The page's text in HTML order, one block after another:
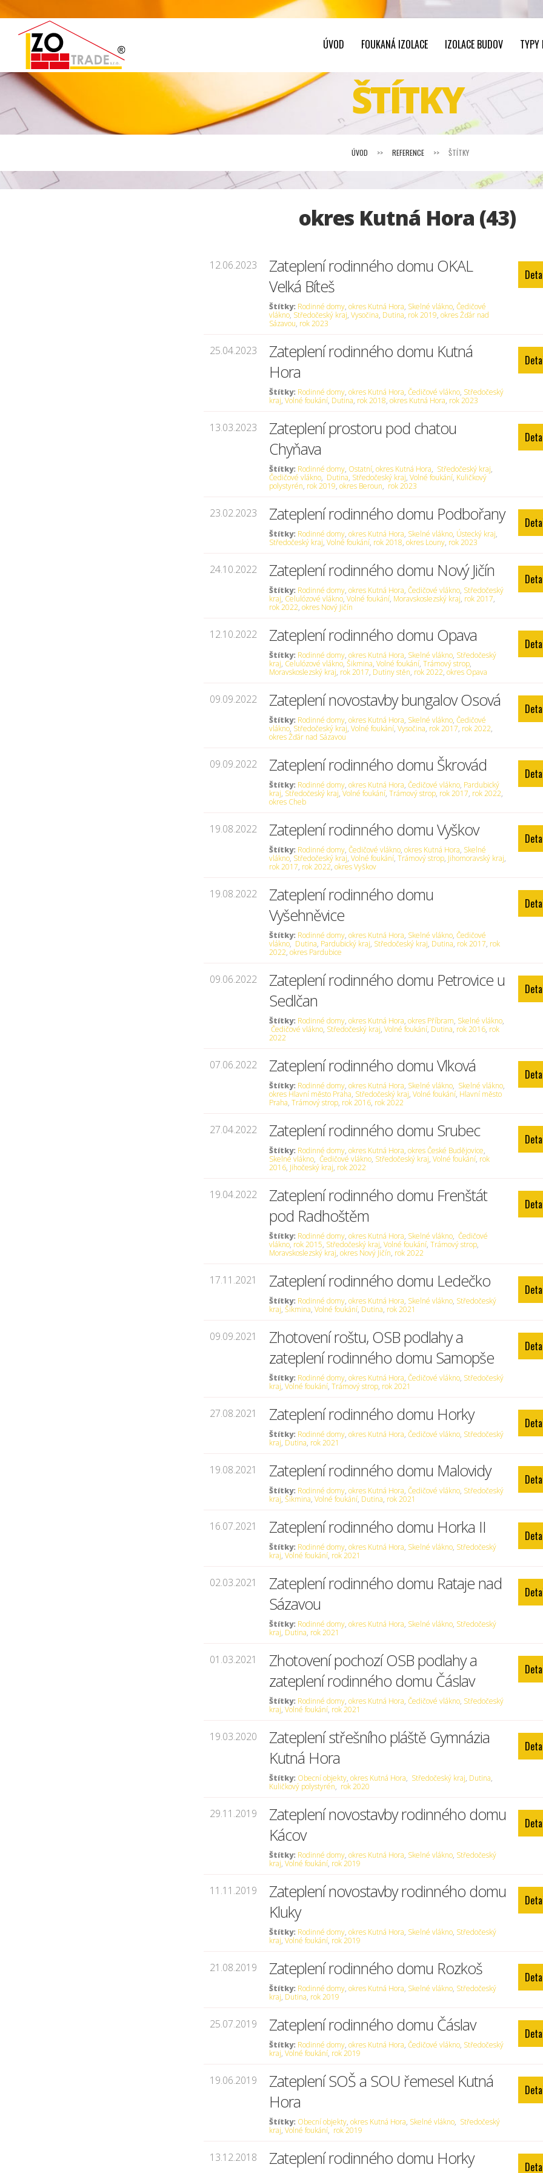
ÚVOD FOUKANÁ IZOLACE IZOLACE BUDOV TYPY
ŠTÍTKY
ÚVOD >> REFERENCE >> ŠTÍTKY
okres Kutná Hora (43)
12.06.2023
Zateplení rodinného domu OKAL
Velká Bíteš
Štítky: Rodinné domy, okres Kutná Hora, Skelné vlákno, Čedičové
vlákno, Středočeský kraj, Vysočina, Dutina, rok 2019, okres Žďár nad
Sázavou, rok 2023
25.04.2023
Zateplení rodinného domu Kutná
Hora
Štítky: Rodinné domy, okres Kutná Hora, Čedičové vlákno, Středočeský
kraj, Volné foukání, Dutina, rok 2018, okres Kutná Hora, rok 2023
13.03.2023
Zateplení prostoru pod chatou
Chyňava
Štítky: Rodinné domy, Ostatní, okres Kutná Hora, Středočeský kraj,
Čedičové vlákno, Dutina, Středočeský kraj, Volné foukání, Kuličkový
polystyrén, rok 2019, okres Beroun, rok 2023
23.02.2023 Zateplení rodinného domu Podbořany
Štítky: Rodinné domy, okres Kutná Hora, Skelné vlákno, Ústecký kraj,
Středočeský kraj, Volné foukání, rok 2018, okres Louny, rok 2023
24.10.2022 Zateplení rodinného domu Nový Jičín
Štítky: Rodinné domy, okres Kutná Hora, Čedičové vlákno, Středočeský
kraj, Celulózové vlákno, Volné foukání, Moravskoslezský kraj, rok 2017,
rok 2022, okres Nový Jičín
12.10.2022 Zateplení rodinného domu Opava
Štítky: Rodinné domy, okres Kutná Hora, Skelné vlákno, Středočeský
kraj, Celulózové vlákno, Šikmina, Volné foukání, Trámový strop,
Moravskoslezský kraj, rok 2017, Dutiny stěn, rok 2022, okres Opava
09.09.2022 Zateplení novostavby bungalov Osová
Štítky: Rodinné domy, okres Kutná Hora, Skelné vlákno, Čedičové
vlákno, Středočeský kraj, Volné foukání, Vysočina, rok 2017, rok 2022,
okres Žďár nad Sázavou
09.09.2022 Zateplení rodinného domu Škrovád
Štítky: Rodinné domy, okres Kutná Hora, Čedičové vlákno, Pardubický
kraj, Středočeský kraj, Volné foukání, Trámový strop, rok 2017, rok 2022,
okres Cheb
19.08.2022 Zateplení rodinného domu Vyškov
Štítky: Rodinné domy, Čedičové vlákno, okres Kutná Hora, Skelné
vlákno, Středočeský kraj, Volné foukání, Trámový strop, Jihomoravský kraj,
rok 2017, rok 2022, okres Vyškov
19.08.2022
Zateplení rodinného domu
Vyšehněvice
Štítky: Rodinné domy, okres Kutná Hora, Skelné vlákno, Čedičové
vlákno, Dutina, Pardubický kraj, Středočeský kraj, Dutina, rok 2017, rok
2022, okres Pardubice
09.06.2022
Zateplení rodinného domu Petrovice u
Sedlčan
Štítky: Rodinné domy, okres Kutná Hora, okres Příbram, Skelné vlákno,
Čedičové vlákno, Středočeský kraj, Volné foukání, Dutina, rok 2016, rok
2022
07.06.2022 Zateplení rodinného domu Vlková
Štítky: Rodinné domy, okres Kutná Hora, Skelné vlákno, Skelné vlákno,
okres Hlavní město Praha, Středočeský kraj, Volné foukání, Hlavní město
Praha, Trámový strop, rok 2016, rok 2022
27.04.2022 Zateplení rodinného domu Srubec
Štítky: Rodinné domy, okres Kutná Hora, okres České Budějovice,
Skelné vlákno, Čedičové vlákno, Středočeský kraj, Volné foukání, rok
2016, Jihočeský kraj, rok 2022
19.04.2022
Zateplení rodinného domu Frenštát
pod Radhoštěm
Štítky: Rodinné domy, okres Kutná Hora, Skelné vlákno, Čedičové
vlákno, rok 2015, Středočeský kraj, Volné foukání, Trámový strop,
Moravskoslezský kraj, okres Nový Jičín, rok 2022
17.11.2021 Zateplení rodinného domu Ledečko
Štítky: Rodinné domy, okres Kutná Hora, Skelné vlákno, Středočeský
kraj, Šikmina, Volné foukání, Dutina, rok 2021
09.09.2021
Zhotovení roštu, OSB podlahy a
zateplení rodinného domu Samopše
Štítky: Rodinné domy, okres Kutná Hora, Čedičové vlákno, Středočeský
kraj, Volné foukání, Trámový strop, rok 2021
27.08.2021 Zateplení rodinného domu Horky
Štítky: Rodinné domy, okres Kutná Hora, Čedičové vlákno, Středočeský
kraj, Dutina, rok 2021
19.08.2021 Zateplení rodinného domu Malovidy
Štítky: Rodinné domy, okres Kutná Hora, Čedičové vlákno, Středočeský
kraj, Šikmina, Volné foukání, Dutina, rok 2021
16.07.2021 Zateplení rodinného domu Horka II
Štítky: Rodinné domy, okres Kutná Hora, Skelné vlákno, Středočeský
kraj, Volné foukání, rok 2021
02.03.2021
Zateplení rodinného domu Rataje nad
Sázavou
Štítky: Rodinné domy, okres Kutná Hora, Skelné vlákno, Středočeský
kraj, Dutina, rok 2021
01.03.2021
Zhotovení pochozí OSB podlahy a
zateplení rodinného domu Čáslav
Štítky: Rodinné domy, okres Kutná Hora, Čedičové vlákno, Středočeský
kraj, Volné foukání, rok 2021
19.03.2020
Zateplení střešního pláště Gymnázia
Kutná Hora
Štítky: Obecní objekty, okres Kutná Hora, Středočeský kraj, Dutina,
Kuličkový polystyrén, rok 2020
29.11.2019
Zateplení novostavby rodinného domu
Kácov
Štítky: Rodinné domy, okres Kutná Hora, Skelné vlákno, Středočeský
kraj, Volné foukání, rok 2019
11.11.2019
Zateplení novostavby rodinného domu
Kluky
Štítky: Rodinné domy, okres Kutná Hora, Skelné vlákno, Středočeský
kraj, Volné foukání, rok 2019
21.08.2019 Zateplení rodinného domu Rozkoš
Štítky: Rodinné domy, okres Kutná Hora, Skelné vlákno, Středočeský
kraj, Dutina, rok 2019
25.07.2019 Zateplení rodinného domu Čáslav
Štítky: Rodinné domy, okres Kutná Hora, Čedičové vlákno, Středočeský
kraj, Volné foukání, rok 2019
19.06.2019
Zateplení SOŠ a SOU řemesel Kutná
Hora
Štítky: Obecní objekty, okres Kutná Hora, Skelné vlákno, Středočeský
kraj, Volné foukání, rok 2019
13.12.2018 Zateplení rodinného domu Horky